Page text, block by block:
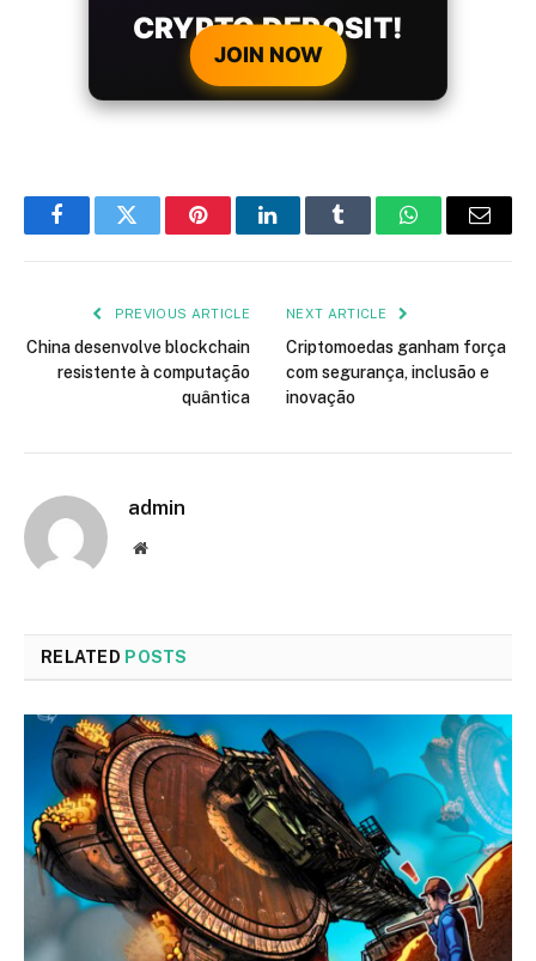
CRYPTO DEPOSIT!
JOIN NOW
FacebookTwitter PinterestLinkedInTumblr WhatsAppEmail
PREVIOUS ARTICLE
China desenvolve blockchain
resistente à computação
quântica
NEXT ARTICLE
Criptomoedas ganham força
com segurança, inclusão e
inovação
admin
Website
RELATED POSTS